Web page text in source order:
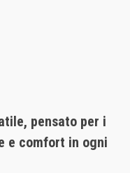
pensato per i
e comfort in ogni